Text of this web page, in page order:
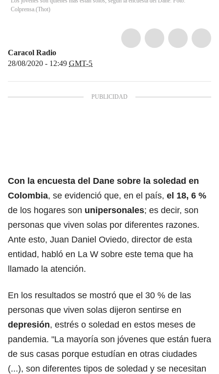
Colprensa.(Thot)
Caracol Radio
28/08/2020 - 12:49 GMT-5
Con la encuesta del Dane sobre la soledad en
Colombia, se evidenció que, en el país, el 18, 6 %
de los hogares son unipersonales; es decir, son
personas que viven solas por diferentes razones.
Ante esto, Juan Daniel Oviedo, director de esta
entidad, habló en La W sobre este tema que ha
llamado la atención.
En los resultados se mostró que el 30 % de las
personas que viven solas dijeron sentirse en
depresión, estrés o soledad en estos meses de
pandemia. "La mayoría son jóvenes que están fuera
de sus casas porque estudían en otras ciudades
(...), son diferentes tipos de soledad y se necesitan